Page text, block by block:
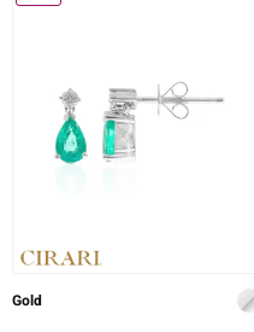
SCHLIFF
SCHLIFF DETAILLIERT
Gold